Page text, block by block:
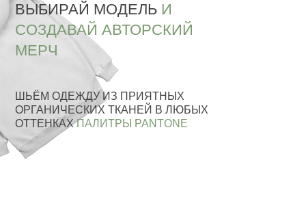
ВЫБИРАЙ МОДЕЛЬ И
СОЗДАВАЙ АВТОРСКИЙ
МЕРЧ
ШЬЁМ ОДЕЖДУ ИЗ ПРИЯТНЫХ
ОРГАНИЧЕСКИХ ТКАНЕЙ В ЛЮБЫХ
ОТТЕНКАХПАЛИТРЫ PANTONE